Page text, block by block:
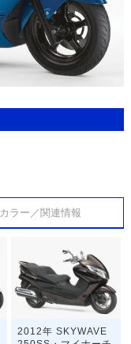
カラー／関連情報
2012年 SKYWAVE